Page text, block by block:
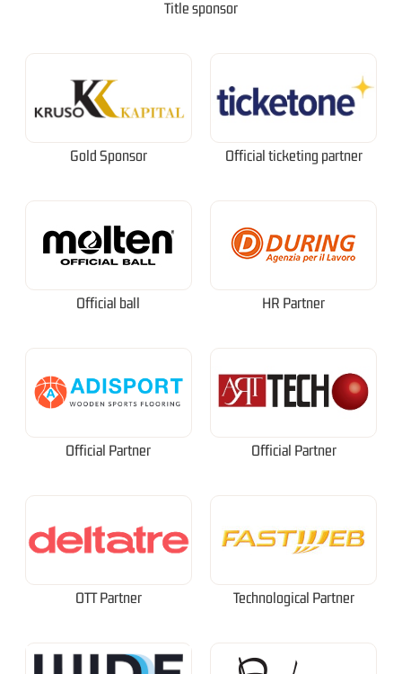
Title sponsor
Gold Sponsor Official ticketing partner
Official ball HR Partner
Official Partner Official Partner
OTT Partner Technological Partner